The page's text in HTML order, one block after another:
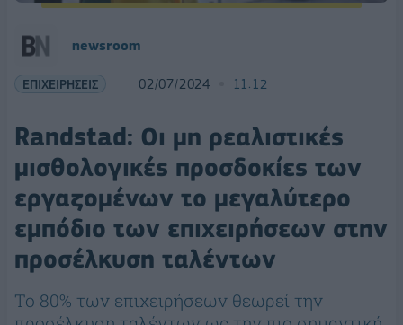
newsroom
ΕΠΙΧΕΙΡΗΣΕΙΣ 02/07/2024 11:12
Randstad: Oι μη ρεαλιστικές
μισθολογικές προσδοκίες των
εργαζομένων το μεγαλύτερο
εμπόδιο των επιχειρήσεων στην
προσέλκυση ταλέντων
Το 80% των επιχειρήσεων θεωρεί την